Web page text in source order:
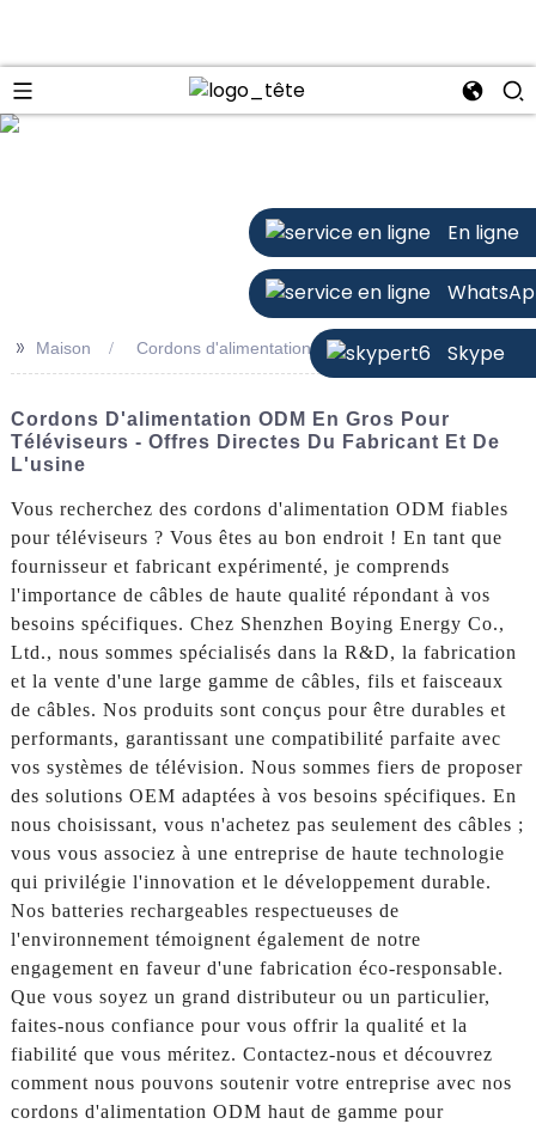
En ligne
Skype
>> Maison Cordons d'alimentation ODM pour téléviseur
Cordons D'alimentation ODM En Gros Pour
Téléviseurs - Offres Directes Du Fabricant Et De
L'usine
Vous recherchez des cordons d'alimentation ODM fiables
pour téléviseurs ? Vous êtes au bon endroit ! En tant que
fournisseur et fabricant expérimenté, je comprends
l'importance de câbles de haute qualité répondant à vos
besoins spécifiques. Chez Shenzhen Boying Energy Co.,
Ltd., nous sommes spécialisés dans la R&D, la fabrication
et la vente d'une large gamme de câbles, fils et faisceaux
de câbles. Nos produits sont conçus pour être durables et
performants, garantissant une compatibilité parfaite avec
vos systèmes de télévision. Nous sommes fiers de proposer
des solutions OEM adaptées à vos besoins spécifiques. En
nous choisissant, vous n'achetez pas seulement des câbles ;
vous vous associez à une entreprise de haute technologie
qui privilégie l'innovation et le développement durable.
Nos batteries rechargeables respectueuses de
l'environnement témoignent également de notre
engagement en faveur d'une fabrication éco-responsable.
Que vous soyez un grand distributeur ou un particulier,
faites-nous confiance pour vous offrir la qualité et la
fiabilité que vous méritez. Contactez-nous et découvrez
comment nous pouvons soutenir votre entreprise avec nos
cordons d'alimentation ODM haut de gamme pour